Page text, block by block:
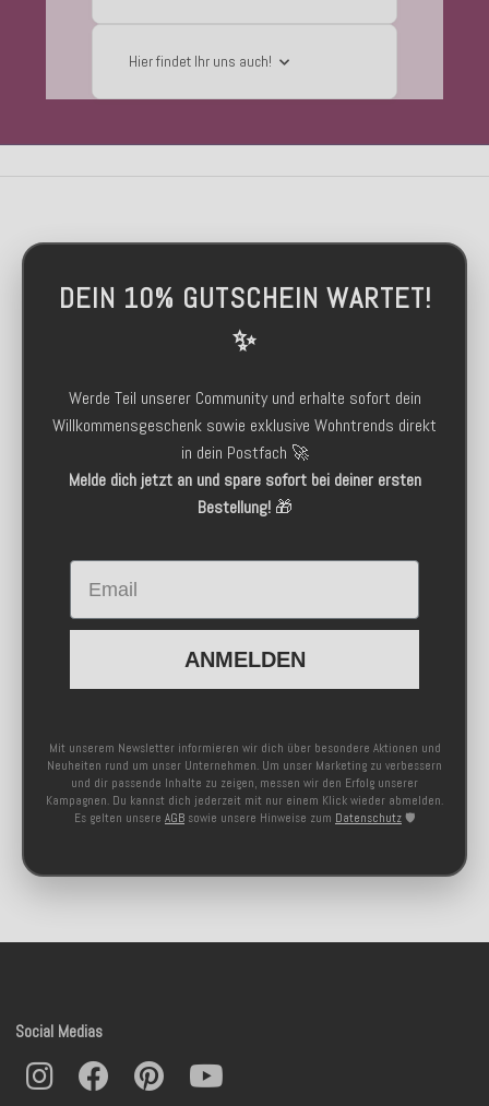
Hier findet Ihr uns auch!
DEIN 10% GUTSCHEIN WARTET!
✨
Werde Teil unserer Community und erhalte sofort dein
Willkommensgeschenk sowie exklusive Wohntrends direkt
in dein Postfach 🚀
Melde dich jetzt an und spare sofort bei deiner ersten
Bestellung!🎁
Email
ANMELDEN
Mit unserem Newsletter informieren wir dich über besondere Aktionen und
Neuheiten rund um unser Unternehmen. Um unser Marketing zu verbessern
und dir passende Inhalte zu zeigen, messen wir den Erfolg unserer
Kampagnen. Du kannst dich jederzeit mit nur einem Klick wieder abmelden.
Es gelten unsere AGB sowie unsere Hinweise zum Datenschutz 🛡️
Social Medias